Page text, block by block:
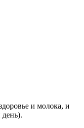
и молока, и
день).